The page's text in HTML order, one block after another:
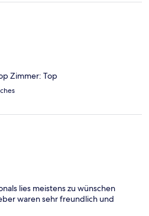
der Bagel wirkten wie
aber trotzdem okay.
Zimmer: Top
lies meistens zu wünschen
waren sehr freundlich und